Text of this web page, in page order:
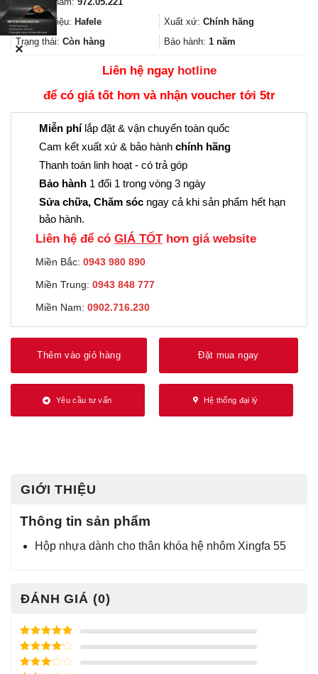
là:
12.100₫.
là:
9.000₫.
Thương hiệu: Hafele Xuất xứ: Chính hãng
Trạng thái: Còn hàng Bảo hành: 1 năm
Liên hệ ngay hotline
để có giá tốt hơn và nhận voucher tới 5tr
Miễn phílắp đặt & vận chuyển toàn quốc
Cam kết xuất xứ & bảo hành chính hãng
Thanh toán linh hoạt - có trả góp
Bảo hành 1 đổi 1 trong vòng 3 ngày
Sửa chữa, Chăm sóc ngay cả khi sản phẩm hết hạn
bảo hành.
Liên hệ để có GIÁ TỐThơn giá website
Miền Bắc: 0943 980 890
Miền Trung: 0943 848 777
Miền Nam: 0902.716.230
Thêm vào giỏ hàng Đặt mua ngay
Yêu cầu tư vấn Hệ thống đại lý
GIỚI THIỆU
Thông tin sản phẩm
Hộp nhựa dành cho thân khóa hệ nhôm Xingfa 55
ĐÁNH GIÁ (0)
Được xếp
hạng
5
5
sao
Được xếp
hạng
4
5
✕